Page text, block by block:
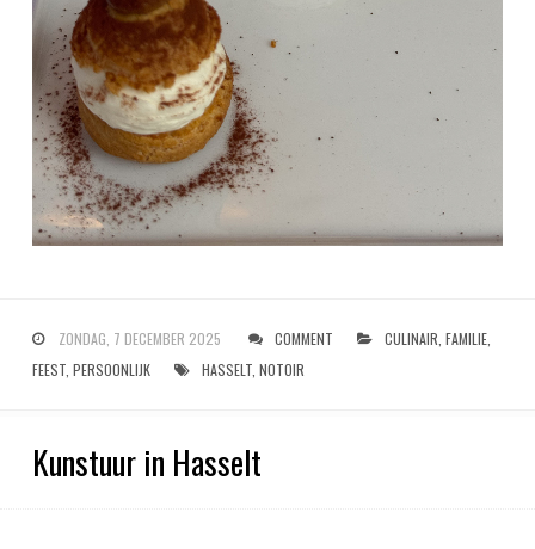
ZONDAG, 7 DECEMBER 2025 COMMENT CULINAIR FAMILIE,
FEEST, PERSOONLIJK HASSELT, NOTOIR
Kunstuur in Hasselt